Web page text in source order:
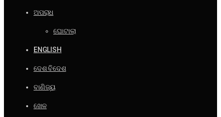
ଅପରାଧ
ଘୋଟାଲା
ENGLISH
ଦେଶ ବିଦେଶ
ବାଣିଜ୍ୟ
ଖେଳ